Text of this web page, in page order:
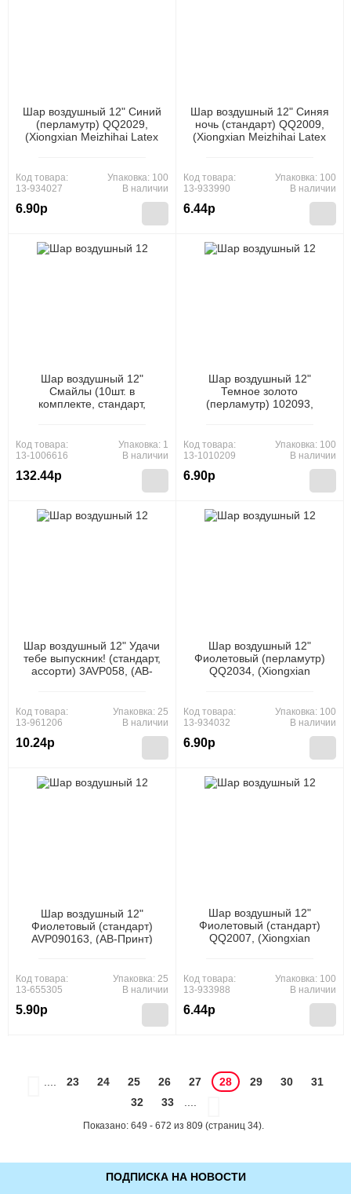
Шар воздушный 12" Синий
(перламутр) QQ2029,
(Xiongxian Meizhihai Latex
Код товара:
13-934027
6.90р
Упаковка: 100
В наличии
Шар воздушный 12" Синяя
ночь (стандарт) QQ2009,
(Xiongxian Meizhihai Latex
Код товара:
13-933990
6.44р
Упаковка: 100
В наличии
Шар воздушный 12"
Смайлы (10шт. в
комплекте, стандарт,
КОМПЛЕКТОМ)
3AVP10059, (АВ-Принт)
Код товара:
13-1006616
132.44р
Упаковка: 1
В наличии
Шар воздушный 12"
Темное золото
(перламутр) 102093,
Код товара:
13-1010209
6.90р
Упаковка: 100
В наличии
Шар воздушный 12" Удачи
тебе выпускник! (стандарт,
ассорти) 3AVP058, (АВ-
Код товара:
13-961206
10.24р
Упаковка: 25
В наличии
Шар воздушный 12"
Фиолетовый (перламутр)
QQ2034, (Xiongxian
Код товара:
13-934032
6.90р
Упаковка: 100
В наличии
Шар воздушный 12"
Фиолетовый (стандарт)
AVР090163, (АВ-Принт)
Код товара:
13-655305
5.90р
Упаковка: 25
В наличии
Шар воздушный 12"
Фиолетовый (стандарт)
QQ2007, (Xiongxian
Код товара:
13-933988
6.44р
Упаковка: 100
В наличии
23 24 25 26 27 28 29 30
31
32
33
Показано: 649 - 672 из 809 (страниц 34).
ПОДПИСКА НА НОВОСТИ